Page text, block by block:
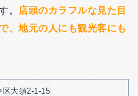
。
店頭のカラフルな見た目
、地元の人にも観光客にも
区大須2-1-15